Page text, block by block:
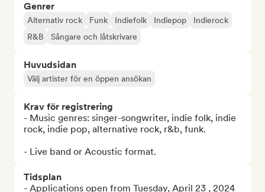
Genrer
Alternativ rock Funk Indiefolk Indiepop
Indierock
R&B
Sångare och låtskrivare
Huvudsidan
Välj artister för en öppen ansökan
Krav för registrering
- Music genres: singer-songwriter, indie folk, indie
rock, indie pop, alternative rock, r&b, funk.
- Live band or Acoustic format.
Tidsplan
- Applications open from Tuesday, April 23 , 2024